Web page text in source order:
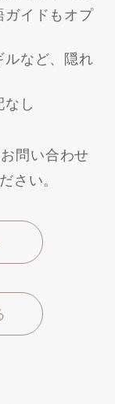
ガイドもオプ
ルなど、隠れ
なし
問い合わせ
さい。